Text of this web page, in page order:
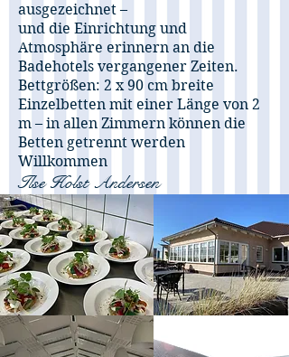
ausgezeichnet –
und die Einrichtung und
Atmosphäre erinnern an die
Badehotels vergangener Zeiten.
Bettgrößen: 2 x 90 cm breite
Einzelbetten mit einer Länge von 2
m – in allen Zimmern können die
Betten getrennt werden
Willkommen
Ilse Holst Andersen